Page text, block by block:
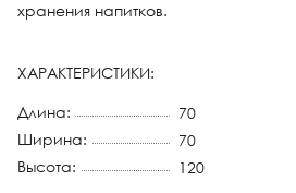
хранения напитков.
ХАРАКТЕРИСТИКИ:
Длина:
70
Ширина:
70
Высота:
120